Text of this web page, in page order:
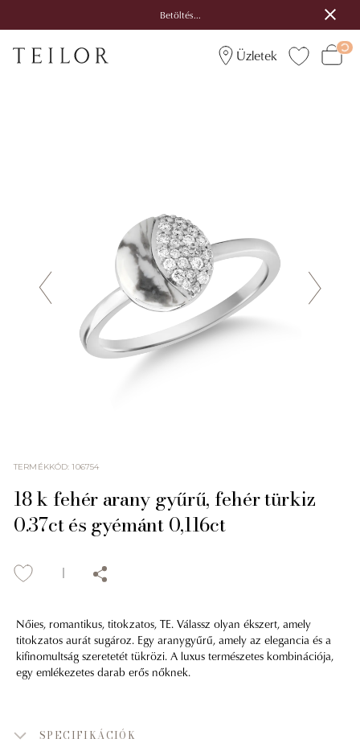
Betöltés...
Üzletek
TERMÉKKÓD:106754
18 k fehér arany gyűrű, fehér türkiz
0.37ct és gyémánt 0,116ct
Nőies, romantikus, titokzatos, TE. Válassz olyan ékszert, amely
titokzatos aurát sugároz. Egy aranygyűrű, amely az elegancia és a
kifinomultság szeretetét tükrözi. A luxus természetes kombinációja,
egy emlékezetes darab erős nőknek.
SPECIFIKÁCIÓK